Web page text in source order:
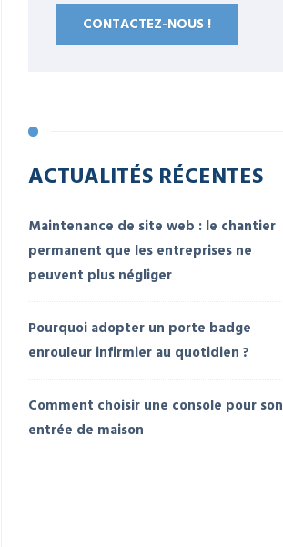
CONTACTEZ-NOUS !
ACTUALITÉS RÉCENTES
Maintenance de site web : le chantier
permanent que les entreprises ne
peuvent plus négliger
Pourquoi adopter un porte badge
enrouleur infirmier au quotidien ?
Comment choisir une console pour son
entrée de maison